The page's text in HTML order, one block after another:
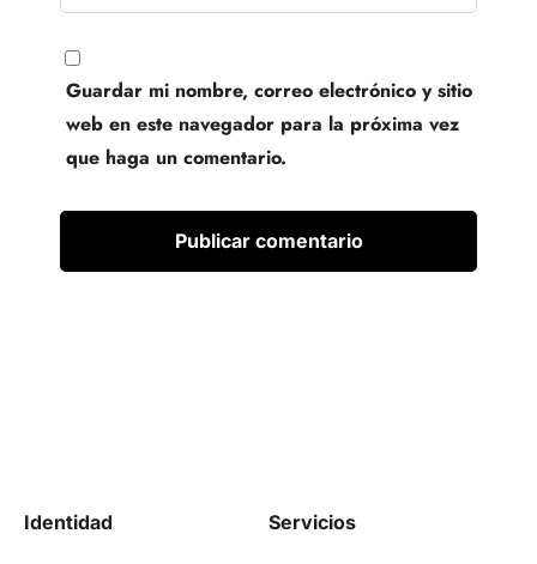
Guardar mi nombre, correo electrónico y sitio
web en este navegador para la próxima vez
que haga un comentario.
Identidad Servicios